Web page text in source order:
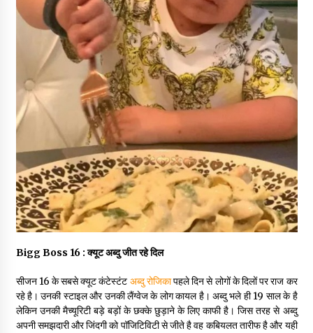
Thought Of The Day 12 May
May 12, 2022
Thought Of The Day 11 May
May 11, 2022
Thought Of The Day 10 May
May 10, 2022
Thought Of The Day 9 May
May 9, 2022
Bigg Boss 16 : क्यूट अब्दु जीत रहे दिल
सीजन 16 के सबसे क्यूट कंटेस्टंट अब्दु रोजिकापहले दिन से लोगों के दिलों पर राज कर
रहे है। उनकी स्टाइल और उनकी लैंग्वेज के लोग कायल है। अब्दु भले ही 19 साल के है
लेकिन उनकी मैच्यूरिटी बड़े बड़ों के छक्के छुड़ाने के लिए काफी है। जिस तरह से अब्दु
अपनी समझदारी और जिंदगी को पॉजिटिविटी से जीते है वह कबियलत तारीफ है और यही